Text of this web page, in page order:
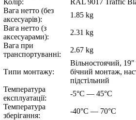
Колір:
RAL 9017 Traffic
Вага нетто (без
аксесуарів):
1.85 kg
Вага нетто (з
аксесуарами):
2.31 kg
Вага при
транспортуванні:
2.67 kg
Типи монтажу:
Вільностоячий, 19"
бічний монтаж,
підстільний
Температура
експлуатації:
-5°C — 45°C
Температура
зберігання:
-40°C — 70°C